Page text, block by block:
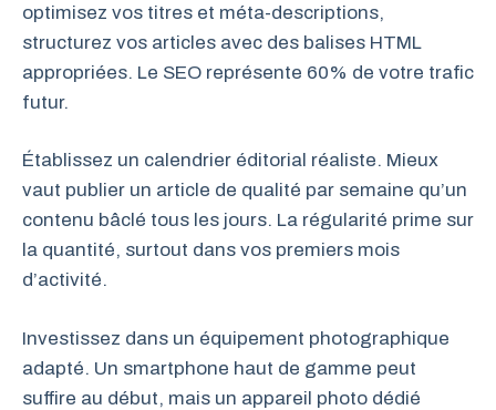
optimisez vos titres et méta-descriptions,
structurez vos articles avec des balises HTML
appropriées. Le SEO représente 60% de votre trafic
futur.
Établissez un calendrier éditorial réaliste. Mieux
vaut publier un article de qualité par semaine qu’un
contenu bâclé tous les jours. La régularité prime sur
la quantité, surtout dans vos premiers mois
d’activité.
Investissez dans un équipement photographique
adapté. Un smartphone haut de gamme peut
suffire au début, mais un appareil photo dédié